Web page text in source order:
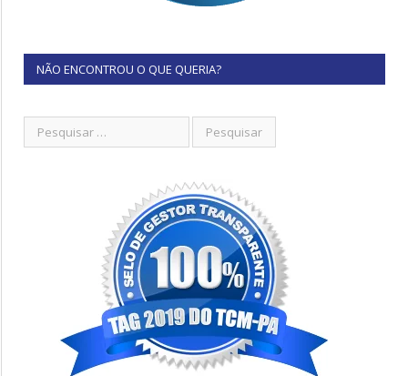
NÃO ENCONTROU O QUE QUERIA?